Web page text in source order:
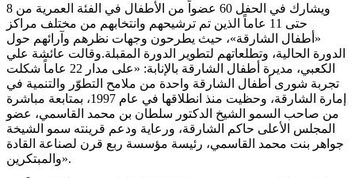
ويشارك في الحفل 60 عضواً من الأطفال في الفئة العمرية من 8
حتى 11 عاماً الذين تم ترشيحهم وانتخابهم من مختلف مراكز
«أطفال الشارقة»، حيث يطرحون وجهات نظرهم وآرائهم حول
الدورة الحالية، وتطلعاتهم لتطوير الدورة المقبلة.وقالت عائشة علي
الكعبي، مديرة أطفال الشارقة بالإنابة: «على مدار 22 عاماً شكلت
تجربة شورى أطفال الشارقة واحدة من ملامح التطوّر والتنمية في
إمارة الشارقة، وحظيت منذ انطلاقها في عام 1997، بمتابعة مباشرة
من صاحب السمو الشيخ الدكتور سلطان بن محمد القاسمي، عضو
المجلس الأعلى حاكم الشارقة، ورعاية ودعم قرينته سمو الشيخة
جواهر بنت محمد القاسمي، رئيسة مؤسسة ربع قرن لصناعة القادة
والمبتكرين».